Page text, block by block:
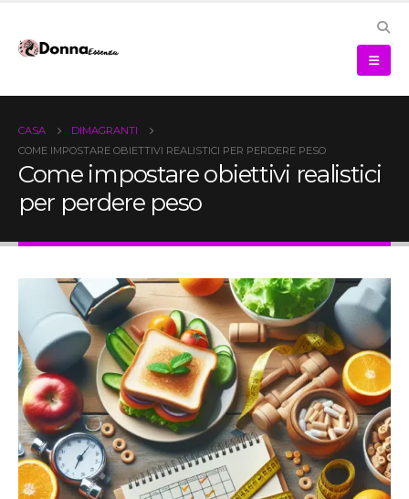
CASA
DIMAGRANTI
COME IMPOSTARE OBIETTIVI REALISTICI PER PERDERE PESO
Come impostare obiettivi realistici
per perdere peso